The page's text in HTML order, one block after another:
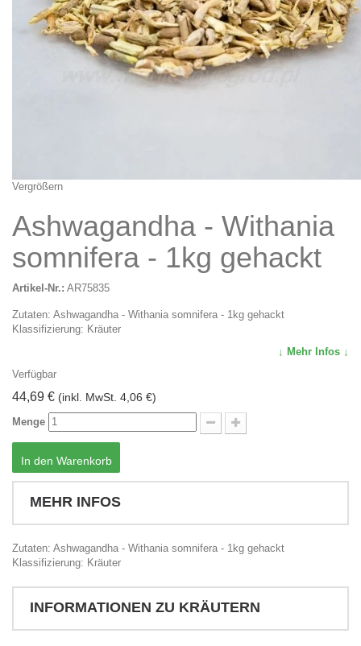
Vergrößern
Ashwagandha - Withania
somnifera - 1kg gehackt
Artikel-Nr.: AR75835
Zutaten: Ashwagandha - Withania somnifera - 1kg gehackt
Klassifizierung: Kräuter
↓ Mehr Infos ↓
Verfügbar
44,69 € (inkl. MwSt. 4,06 €)
Menge
In den Warenkorb
MEHR INFOS
Zutaten: Ashwagandha - Withania somnifera - 1kg gehackt
Klassifizierung: Kräuter
INFORMATIONEN ZU KRÄUTERN